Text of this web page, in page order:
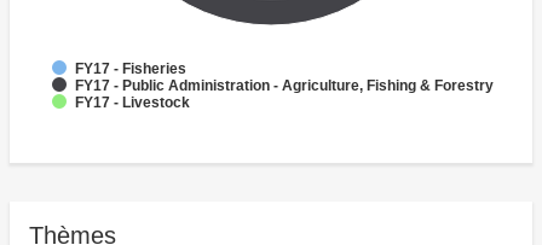
FY17 - Fisheries
FY17 - Public Administration - Agriculture, Fishing & Forestry
FY17 - Livestock
Thèmes